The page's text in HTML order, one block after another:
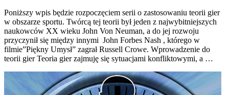
Poniższy wpis będzie rozpoczęciem serii o zastosowaniu teorii gier
w obszarze sportu. Twórcą tej teorii był jeden z najwybitniejszych
naukowców XX wieku John Von Neuman, a do jej rozwoju
przyczynił się między innymi John Forbes Nash , którego w
filmie”Piękny Umysł” zagrał Russell Crowe. Wprowadzenie do
teorii gier Teoria gier zajmuję się sytuacjami konfliktowymi, a …